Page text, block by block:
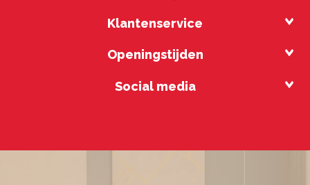
Klantenservice
Openingstijden
Social media